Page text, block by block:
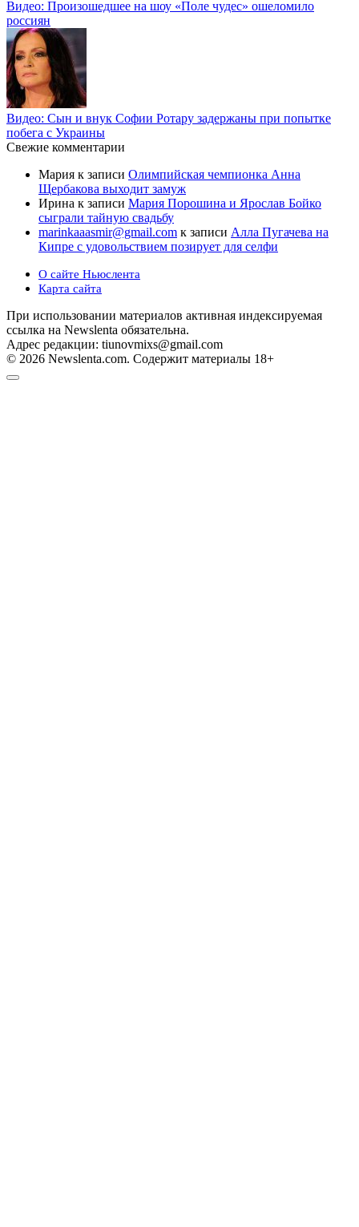
Видео: Произошедшее на шоу «Поле чудес» ошеломило
россиян
Видео: Сын и внук Софии Ротару задержаны при попытке
побега с Украины
Свежие комментарии
Мария к записи Олимпийская чемпионка Анна
Щербакова выходит замуж
Ирина к записи Мария Порошина и Ярослав Бойко
сыграли тайную свадьбу
marinkaaasmir@gmail.com к записи Алла Пугачева на
Кипре с удовольствием позирует для селфи
О сайте Ньюслента
Карта сайта
При использовании материалов активная индексируемая
ссылка на Newslenta обязательна.
Адрес редакции: tiunovmixs@gmail.com
© 2026 Newslenta.com. Содержит материалы 18+